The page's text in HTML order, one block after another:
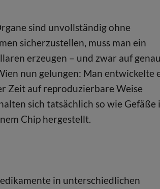
sind unvollständig ohne
sicherzustellen, muss man ein
erzeugen – und zwar auf genau
nun gelungen: Man entwickelte
Zeit auf reproduzierbare Weise
sich tatsächlich so wie Gefäße
Chip hergestellt.
in unterschiedlichen